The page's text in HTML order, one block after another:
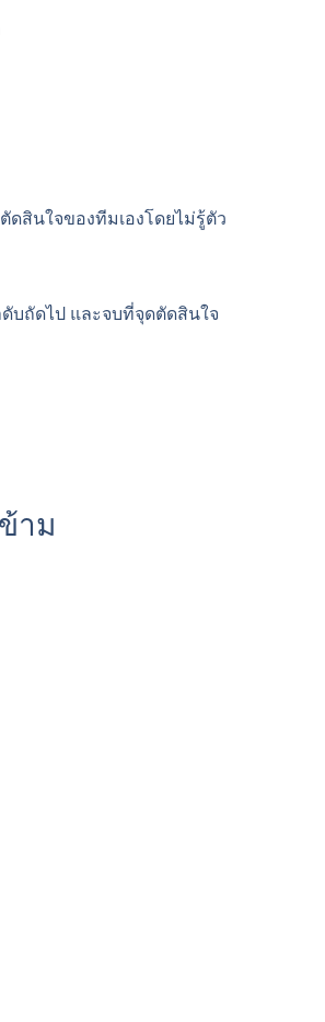
ดสินใจของทีมเองโดยไม่รู้ตัว
บถัดไป และจบที่จุดตัดสินใจ
าม